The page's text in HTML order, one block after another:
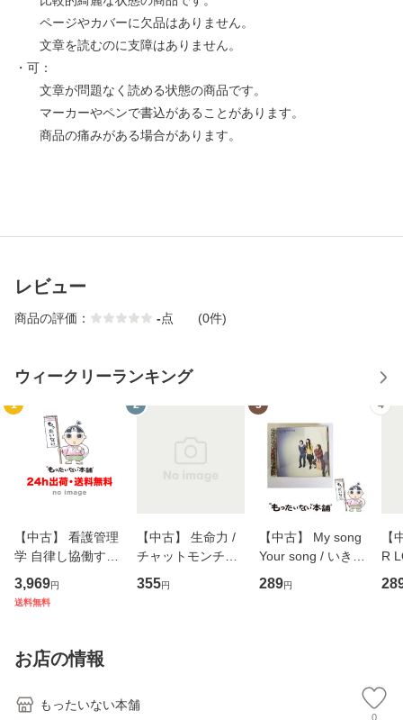
ページやカバーに欠品はありません。
文章を読むのに支障はありません。
・可：
文章が問題なく読める状態の商品です。
マーカーやペンで書込があることがあります。
商品の痛みがある場合があります。
レビュー
商品の評価： -点 (0件)
ウィークリーランキング
1
【中古】 看護管理
学 自律し協働する
専門職の看護マネ
ジメントスキル 改
恵 藤本幸三 / 南江
堂 [単行
3,969円
送料無料
2
【中古】 生命力 /
チャットモンチー /
キューンレコード
[CD]【メール便送
355円
3
【中古】 My song
Your song / いきも
のがかり / [CD]
【メール便送料無
289円
4
【
R
産
お店の情報
もったいない本舗
0